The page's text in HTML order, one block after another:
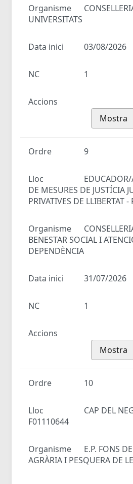
Organisme
UNIVERSITATS
Data inici 03/08/2026
NC 1
Accions
Mostra
Ordre 9
Lloc
DE MESURES DE JUSTÍCIA
PRIVATIVES DE LLIBERTAT
Organisme
BENESTAR SOCIAL I
DEPENDÈNCIA
Data inici 31/07/2026
NC 1
Accions
Mostra
Ordre 10
Lloc
CAP DEL
F01110644
Organisme
E.P. FONS
AGRÀRIA I PESQUERA DE